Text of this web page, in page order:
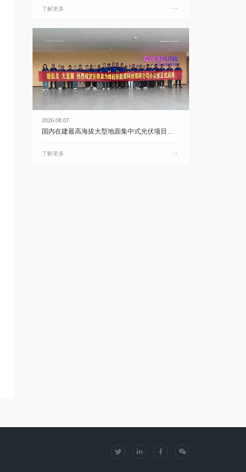
了解更多
2026.08.07
国内在建最高海拔大型地面集中式光伏项目首次并网 | 乐鱼体育官网app下载
了解更多